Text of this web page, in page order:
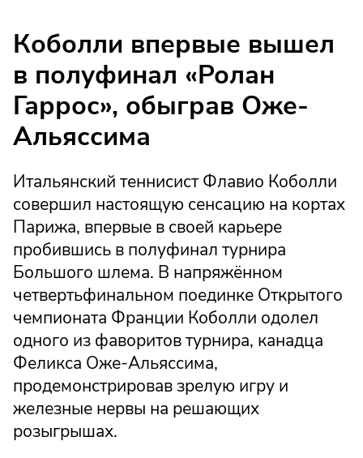
Коболли впервые вышел
в полуфинал «Ролан
Гаррос», обыграв Оже-
Альяссима
Итальянский теннисист Флавио Коболли
совершил настоящую сенсацию на кортах
Парижа, впервые в своей карьере
пробившись в полуфинал турнира
Большого шлема. В напряжённом
четвертьфинальном поединке Открытого
чемпионата Франции Коболли одолел
одного из фаворитов турнира, канадца
Феликса Оже-Альяссима,
продемонстрировав зрелую игру и
железные нервы на решающих
розыгрышах.